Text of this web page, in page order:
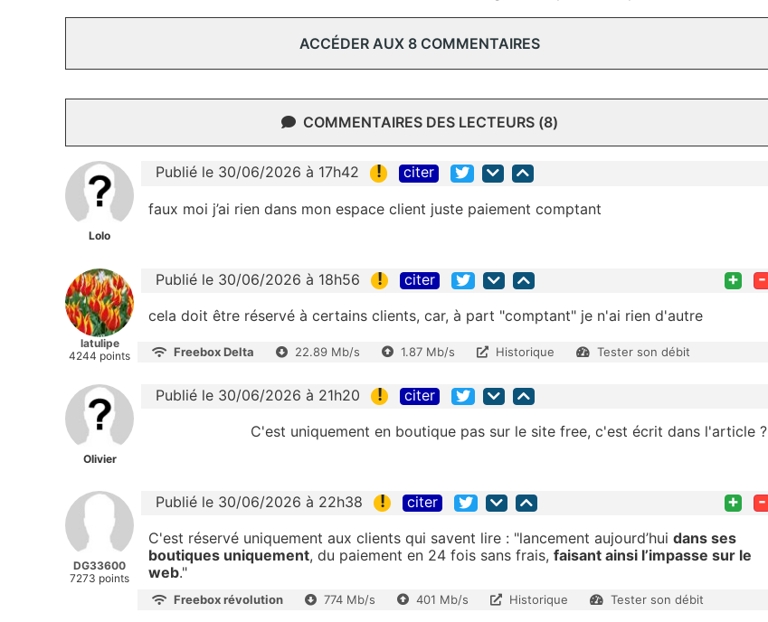
ACCÉDER AUX 8 COMMENTAIRES
COMMENTAIRES DES LECTEURS (8)
Lolo
Publié le 30/06/2026 à 17h42 ! citer
faux moi j’ai rien dans mon espace client juste paiement comptant
latulipe
4244 points
Publié le 30/06/2026 à 18h56 ! citer + -
cela doit être réservé à certains clients, car, à part "comptant" je n'ai rien d'autre
Freebox Delta 22.89 Mb/s 1.87 Mb/s Historique Tester son débit
Olivier
Publié le 30/06/2026 à 21h20 ! citer
C'est uniquement en boutique pas sur le site free, c'est écrit dans l'article ?
DG33600
7273 points
Publié le 30/06/2026 à 22h38 ! citer + -
C'est réservé uniquement aux clients qui savent lire : "lancement aujourd’hui dans ses
boutiques uniquement, du paiement en 24 fois sans frais, faisant ainsi l’impasse sur le
web."
Freebox révolution 774 Mb/s 401 Mb/s Historique Tester son débit